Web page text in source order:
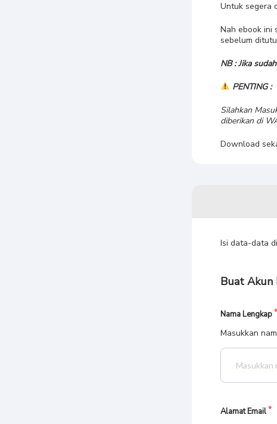
Untuk segera
Nah ebook ini
sebelum
NB : Jika
PENTING :
Silahkan
diberikan di
Download
Isi data-data
Buat Akun
Nama Lengkap
Masukkan
Alamat Email